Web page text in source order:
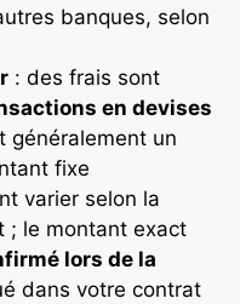
banques, selon
: des frais sont
en devises
généralement un
fixe
varier selon la
; le montant exact
lors de la
dans votre contrat